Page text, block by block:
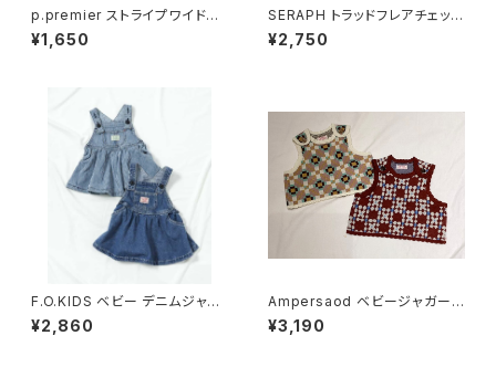
p.premier ストライプワイドパ
ンツ P420026
¥1,650
SERAPH トラッドフレアチェック
スカート S418016
¥2,750
F.O.KIDS ベビー デニムジャン
パースカート R417026
¥2,860
Ampersaod ベビージャガー
ベスト L435016
¥3,190